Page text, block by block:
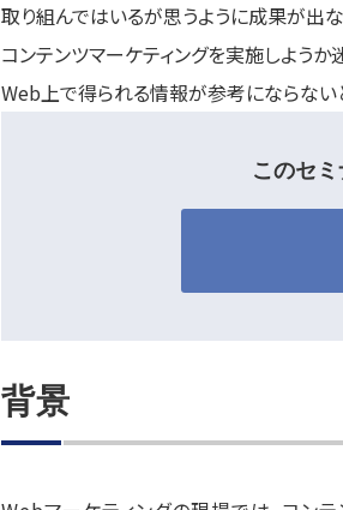
取り組んではいるが思うように成果が出
コンテンツマーケティングを実施しようか
Web上で得られる情報が参考にならない
このセ
背景